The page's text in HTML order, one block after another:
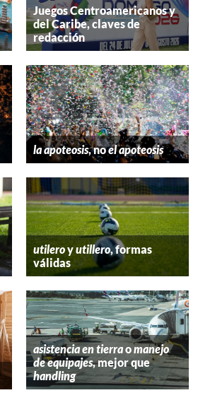
Juegos Centroamericanos y
del Caribe, claves de
redacción
la apoteosis, noel apoteosis
utileroyutillero, formas
válidas
asistencia en tierraomanejo
de equipajes, mejor que
handling